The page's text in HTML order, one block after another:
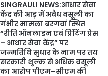
SINGRAULI NEWS:आधार सेवा
केंद्र की आड़ में अवैध वसूली का
गंभीर मामला बरगवां स्थित
“रीति ऑनलाइन एवं प्रिंटिंग प्रेस
– आधार सेवा केंद्र” पर
जन्मतिथि सुधार के नाम पर तय
सरकारी शुल्क से अधिक वसूली
का आरोप पीएम–सीएम की